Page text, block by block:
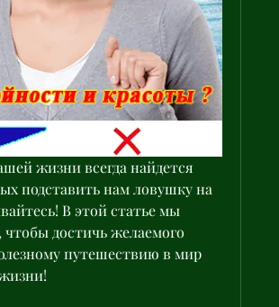
жизни всегда найдется
подставить нам ловушку на
В этой статье мы
достичь желаемого
путешествию в мир